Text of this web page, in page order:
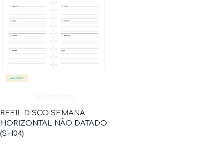
REFIL DISCO SEMANA
HORIZONTAL NÃO DATADO
(SH04)